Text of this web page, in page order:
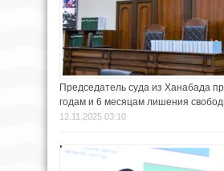
Председатель суда из Ханабада
годам и 6 месяцам лишения
12.11.2025 03:10